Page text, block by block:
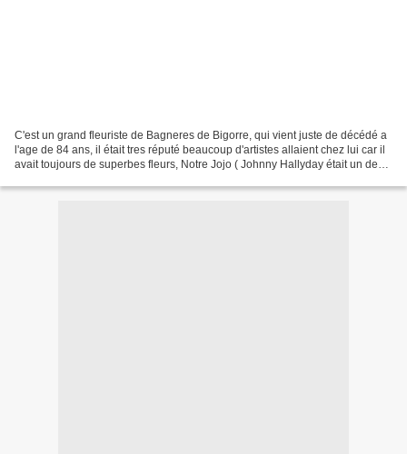
C'est un grand fleuriste de Bagneres de Bigorre, qui vient juste de décédé a
l'age de 84 ans, il était tres réputé beaucoup d'artistes allaient chez lui car il
avait toujours de superbes fleurs, Notre Jojo ( Johnny Hallyday était un de